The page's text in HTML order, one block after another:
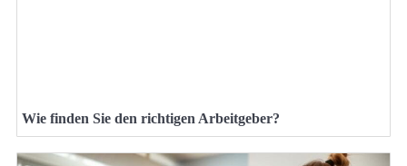
Wie finden Sie den richtigen Arbeitgeber?